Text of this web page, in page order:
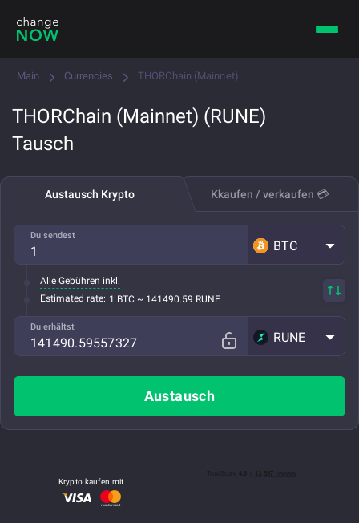
Main Currencies THORChain (Mainnet)
THORChain (Mainnet) (RUNE)
Tausch
Austausch Krypto Kkaufen / verkaufen 💳
Du sendest
BTC
Alle Gebühren inkl.
Estimated rate: 1 BTC ~ 141490.59 RUNE
Du erhältst
RUNE
Austausch
Krypto kaufen mit